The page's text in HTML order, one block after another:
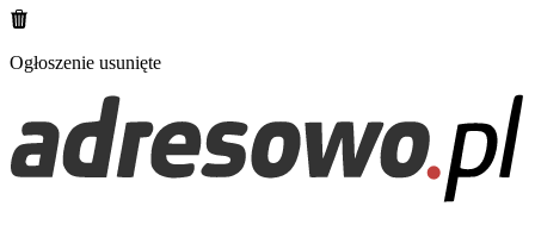
Ogłoszenie usunięte